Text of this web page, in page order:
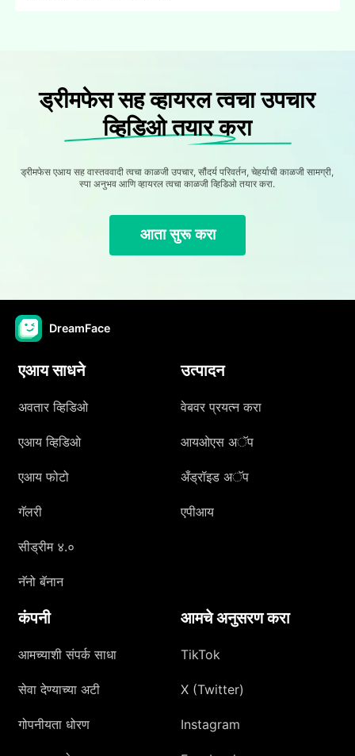
ड्रीमफेस सह व्हायरल त्वचा उपचार
व्हिडिओ तयार करा
ड्रीमफेस एआय सह वास्तववादी त्वचा काळजी उपचार, सौंदर्य परिवर्तन, चेहर्याची काळजी सामग्री,
स्पा अनुभव आणि व्हायरल त्वचा काळजी व्हिडिओ तयार करा.
आता सुरू करा
DreamFace
एआय साधने
अवतार व्हिडिओ
एआय व्हिडिओ
एआय फोटो
गॅलरी
सीड्रीम ४.०
नॅनो बॅनान
उत्पादन
वेबवर प्रयत्न करा
आयओएस अॅप
अँड्रॉइड अॅप
एपीआय
कंपनी
आमच्याशी संपर्क साधा
सेवा देण्याच्या अटी
गोपनीयता धोरण
आमचे अनुसरण करा
TikTok
X (Twitter)
Instagram